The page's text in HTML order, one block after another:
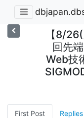
【8/
回先
Web技
First Post Replies